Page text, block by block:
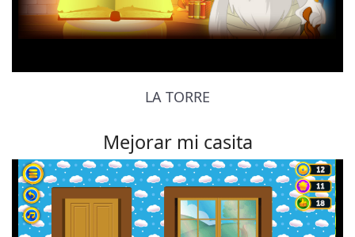
LA TORRE
Mejorar mi casita